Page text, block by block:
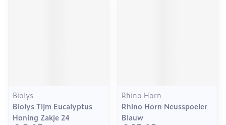
Biolys
Biolys Tijm Eucalyptus
Honing Zakje 24
Rhino Horn
Rhino Horn Neusspoeler
Blauw